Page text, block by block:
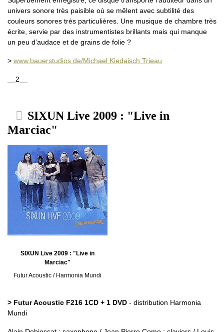
univers sonore très paisible où se mêlent avec subtilité des
couleurs sonores très particulières. Une musique de chambre très
écrite, servie par des instrumentistes brillants mais qui manque
un peu d’audace et de grains de folie ?
> www.bauerstudios.de/Michael Kiedaisch Trieau
__2__
SIXUN Live 2009 : "Live in
Marciac"
SIXUN Live 2009 : "Live in
Marciac"
Futur Acoustic / Harmonia Mundi
> Futur Acoustic F216 1CD + 1 DVD - distribution Harmonia
Mundi